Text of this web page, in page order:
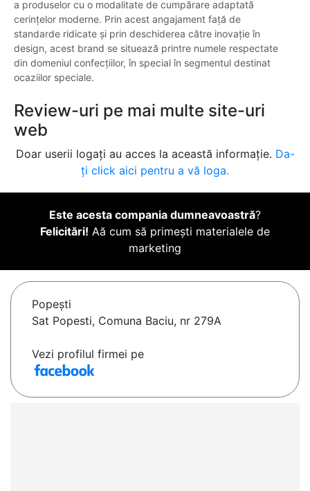
a produselor cu o modalitate de cumpărare adaptată
cerințelor moderne. Prin acest angajament față de
standarde ridicate și prin deschiderea către inovație în
design, acest brand se situează printre numele respectate
din domeniul confecțiilor, în special în segmentul destinat
ocaziilor speciale.
Review-uri pe mai multe site-uri
web
Doar userii logați au acces la această informație. Da-
ți click aici pentru a vă loga.
Este acesta compania dumneavoastră?
Felicitări! Aă cum să primești materialele de
marketing
Popeşti
Sat Popesti, Comuna Baciu, nr 279A
Vezi profilul firmei pe